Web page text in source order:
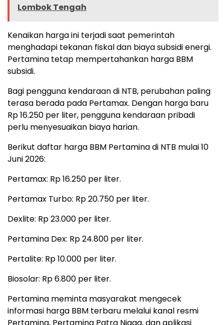
Lombok Tengah
Kenaikan harga ini terjadi saat pemerintah
menghadapi tekanan fiskal dan biaya subsidi energi.
Pertamina tetap mempertahankan harga BBM
subsidi.
Bagi pengguna kendaraan di NTB, perubahan paling
terasa berada pada Pertamax. Dengan harga baru
Rp 16.250 per liter, pengguna kendaraan pribadi
perlu menyesuaikan biaya harian.
Berikut daftar harga BBM Pertamina di NTB mulai 10
Juni 2026:
Pertamax: Rp 16.250 per liter.
Pertamax Turbo: Rp 20.750 per liter.
Dexlite: Rp 23.000 per liter.
Pertamina Dex: Rp 24.800 per liter.
Pertalite: Rp 10.000 per liter.
Biosolar: Rp 6.800 per liter.
Pertamina meminta masyarakat mengecek
informasi harga BBM terbaru melalui kanal resmi